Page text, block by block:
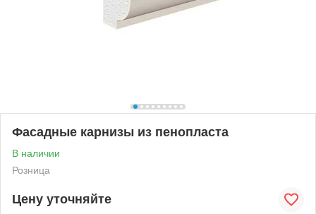
Фасадные карнизы из пенопласта
В наличии
Розница
Цену уточняйте